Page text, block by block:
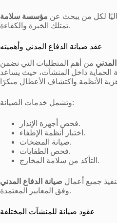
لكل من يبحث عن مؤسسة سلامة
تمتلك الخبرة والكفاءة.
عقد صيانة الدفاع المدني وأهميته
من أهم المتطلبات التي تضمن
الحماية داخل المنشآت، حيث يساعد
وتشمل خدمات الصيانة:
فحص أجهزة الإنذار.
اختبار أنظمة الإطفاء.
صيانة المضخات.
فحص الطفايات.
التأكد من سلامة المخارج.
جميع أعمال صيانة الدفاع المدني
وفق المعايير المعتمدة.
عقود صيانة للمنشآت المختلفة